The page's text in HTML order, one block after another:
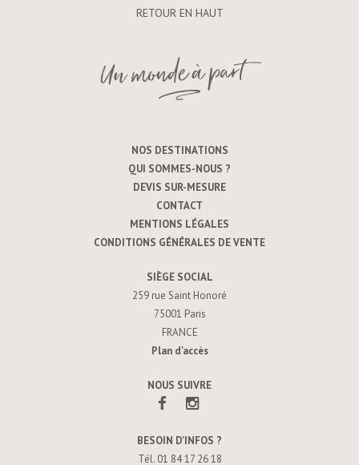
RETOUR EN HAUT
NOS DESTINATIONS
QUI SOMMES-NOUS ?
DEVIS SUR-MESURE
CONTACT
MENTIONS LÉGALES
CONDITIONS GÉNÉRALES DE VENTE
SIÈGE SOCIAL
259 rue Saint Honoré
75001 Paris
FRANCE
Plan d'accès
NOUS SUIVRE
BESOIN D'INFOS ?
Tél. 01 84 17 26 18